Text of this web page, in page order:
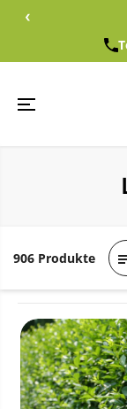
EN SIE ZU
‹
906 Produkte